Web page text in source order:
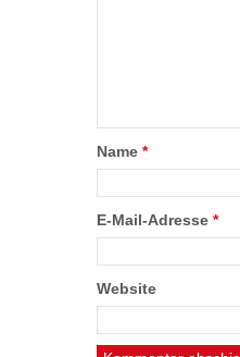
Name *
E-Mail-Adresse *
Website